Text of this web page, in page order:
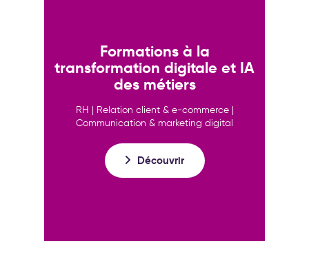
Formations à la
transformation digitale et IA
des métiers
RH | Relation client & e-commerce |
Communication & marketing digital
Découvrir